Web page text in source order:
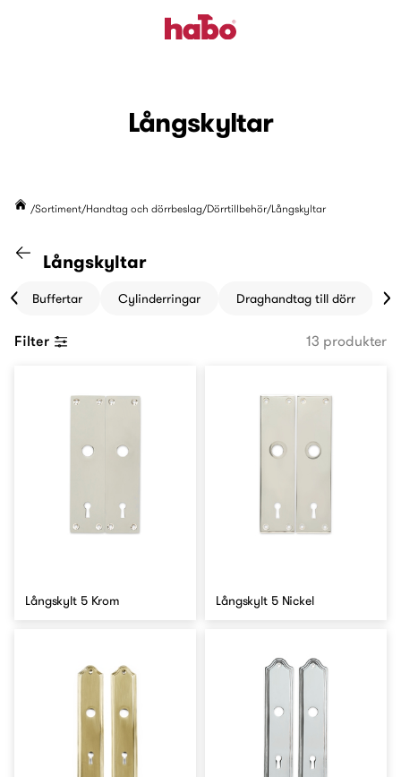
Långskyltar
Sortiment Handtag och dörrbeslag Dörrtillbehör Långskyltar
Gå till kategorin "Dörrtillbehör"
Långskyltar
Buffertar Cylinderringar Draghandtag till dörr
Filter 13 produkter
Långskylt 5 Krom Långskylt 5 Nickel